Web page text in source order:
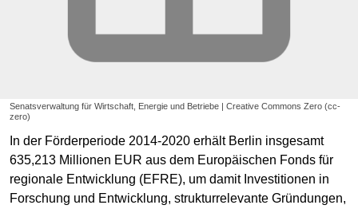
Senatsverwaltung für Wirtschaft, Energie und Betriebe | Creative Commons Zero (cc-
zero)
In der Förderperiode 2014-2020 erhält Berlin insgesamt
635,213 Millionen EUR aus dem Europäischen Fonds für
regionale Entwicklung (EFRE), um damit Investitionen in
Forschung und Entwicklung, strukturrelevante Gründungen,